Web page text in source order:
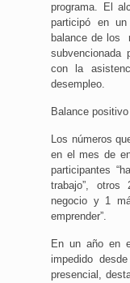
programa. El
participó en
balance de los
subvencionada
con la
desempleo.
Balance positivo
Los números
en el mes de
participantes
trabajo”,
negocio y 1
emprender”.
En un año en
impedido
presencial,